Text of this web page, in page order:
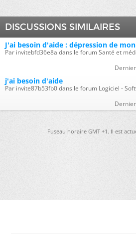
DISCUSSIONS SIMILAIRES
J'ai besoin d'aide : dépression de
Par invitebfd36e8a dans le forum Santé et
j'ai besoin d'aide
Par invite87b53fb0 dans le forum Logiciel -
Fuseau horaire GMT +1. Il est